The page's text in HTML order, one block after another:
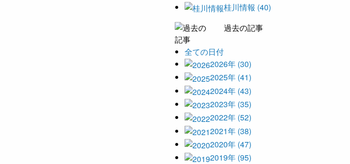
桂川情報 (40)
過去の記事
全ての日付
2026年 (30)
2025年 (41)
2024年 (43)
2023年 (35)
2022年 (52)
2021年 (38)
2020年 (47)
2019年 (95)